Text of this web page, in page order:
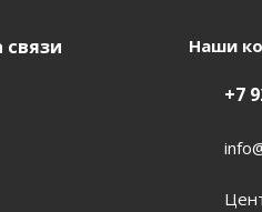
связи Наши
+7